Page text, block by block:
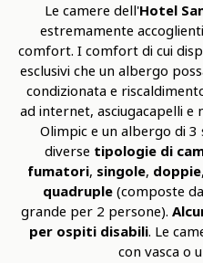
Le camere dell'Hotel
estremamente
comfort. I comfort di cui
esclusivi che un albergo
condizionata e
ad internet, asciugacapelli e
Olimpic e un albergo di
diverse tipologie di
fumatori, singole, doppie,
quadruple(composte
grande per 2 persone).
per ospiti disabili. Le
con vasca o